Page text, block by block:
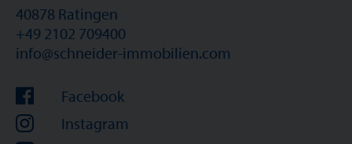
40878 Ratingen
+49 2102 709400
info@schneider-immobilien.com
Facebook
Instagram